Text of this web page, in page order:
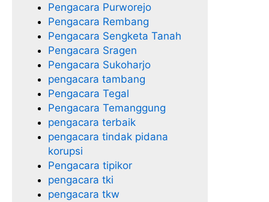
Pengacara Purworejo
Pengacara Rembang
Pengacara Sengketa Tanah
Pengacara Sragen
Pengacara Sukoharjo
pengacara tambang
Pengacara Tegal
Pengacara Temanggung
pengacara terbaik
pengacara tindak pidana
korupsi
Pengacara tipikor
pengacara tki
pengacara tkw